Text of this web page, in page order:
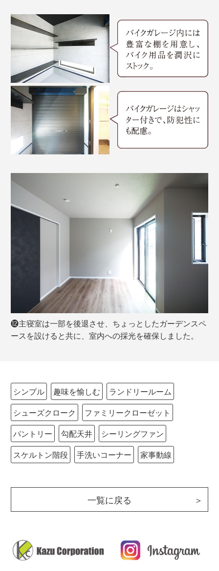
⓬主寝室は一部を後退させ、ちょっとしたガーデンスペ
ースを設けると共に、室内への採光を確保しました。
シンプル 趣味を愉しむ
ランドリールーム
シューズクローク
ファミリークローゼット
パントリー
勾配天井
シーリングファン
スケルトン階段
手洗いコーナー 家事動線
一覧に戻る